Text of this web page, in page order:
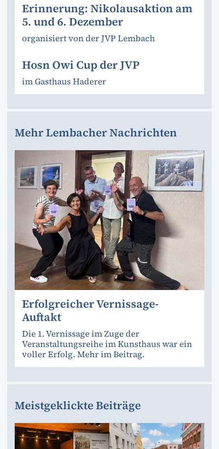
Erinnerung: Nikolausaktion am
5. und 6. Dezember
organisiert von der JVP Lembach
Hosn Owi Cup der JVP
im Gasthaus Haderer
Mehr Lembacher Nachrichten
Erfolgreicher Vernissage-
Auftakt
Die 1. Vernissage im Zuge der
Veranstaltungsreihe im Kunsthaus war ein
voller Erfolg. Mehr im Beitrag.
Meistgeklickte Beiträge